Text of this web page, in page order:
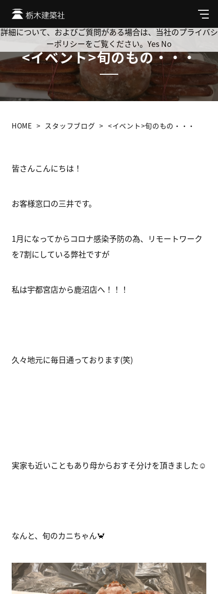
メ
ニ
ュ
<イベント>旬のもの・・・
HOME スタッフブログ <イベント>旬のもの・・・
皆さんこんにちは！
お客様窓口の三井です。
1月になってからコロナ感染予防の為、リモートワーク
を7割にしている弊社ですが
私は宇都宮店から鹿沼店へ！！！
久々地元に毎日通っております(笑)
実家も近いこともあり母からおすそ分けを頂きました☺
なんと、旬のカニちゃん🦀
Cookie を使用して、お客様の活動を追跡してもよろしいです
か? 当社ではお客様のプライバシーを極めて重視しています。
詳細について、およびご質問がある場合は、当社のプライバシ
ーポリシーをご覧ください。 Yes No